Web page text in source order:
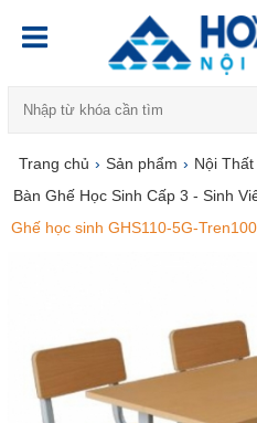
Trang chủ › Sản phẩm › Nội
Bàn Ghế Học Sinh Cấp 3 - Sinh
Ghế học sinh GHS110-5G-